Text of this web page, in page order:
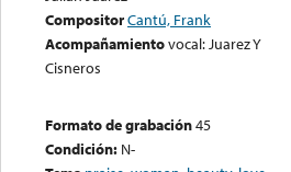
CompositorCantú, Frank
Acompañamientovocal: Juarez Y
Cisneros
Formato de grabación45
Condición: N-